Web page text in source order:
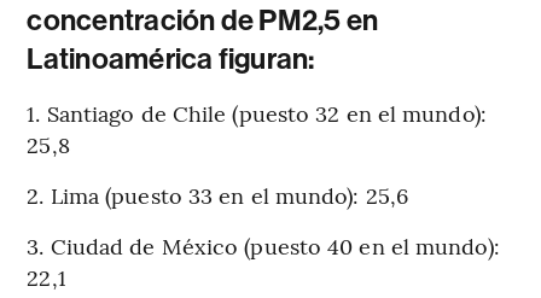
concentración de PM2,5 en
Latinoamérica figuran:
1. Santiago de Chile (puesto 32 en el mundo):
25,8
2. Lima (puesto 33 en el mundo): 25,6
3. Ciudad de México (puesto 40 en el mundo):
22,1